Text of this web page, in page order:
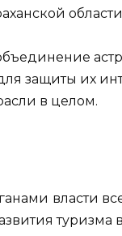
защиты их
в целом.
власти
туризма